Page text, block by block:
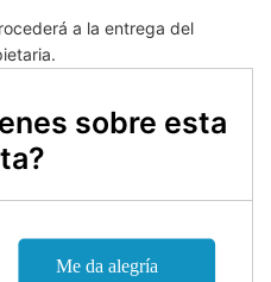
a la entrega del
sobre esta